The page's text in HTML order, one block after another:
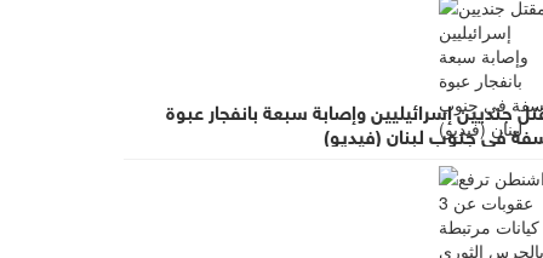
جنديين إسرائيليين وإصابة سبعة بانفجار عبوة
في جنوب لبنان (فيديو)